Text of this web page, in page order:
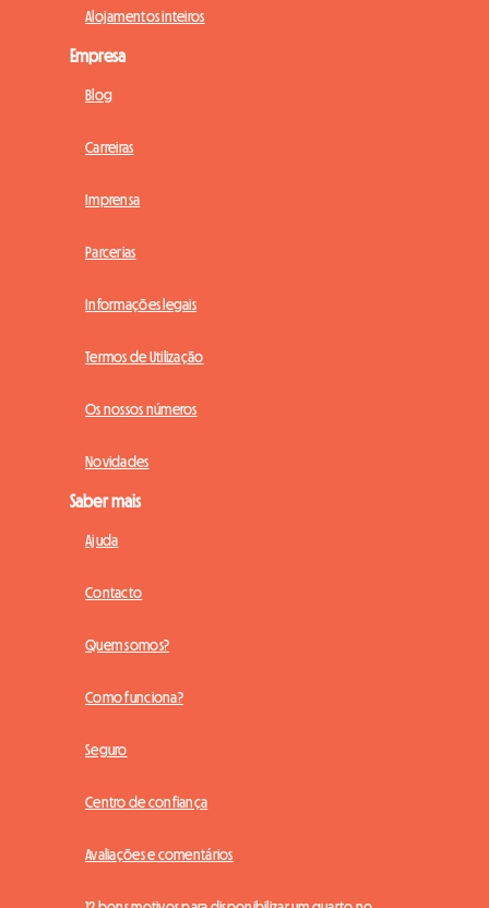
Alojamentos inteiros
Empresa
Blog
Carreiras
Imprensa
Parcerias
Informações legais
Termos de Utilização
Os nossos números
Novidades
Saber mais
Ajuda
Contacto
Quem somos?
Como funciona?
Seguro
Centro de confiança
Avaliações e comentários